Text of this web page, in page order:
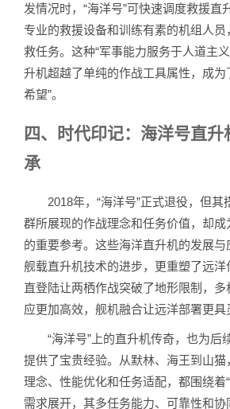
发情况时，“海洋号”可快速调度救援直
专业的救援设备和训练有素的机组人员
救任务。这种“军事能力服务于人道主
升机超越了单纯的作战工具属性，成为
希望”。
四、时代印记：海洋号直
承
2018年，“海洋号”正式退役，但其
群所展现的作战理念和任务价值，却
的重要参考。这些海洋直升机的发展与
舰载直升机技术的进步，更重塑了远
直登陆让两栖作战突破了地形限制，
应更加高效，舰机融合让远洋部署更具
“海洋号”上的直升机传奇，也为后
提供了宝贵经验。从默林、海王到山
理念、性能优化和任务适配，都围绕着
需求展开，其多任务能力、可靠性和